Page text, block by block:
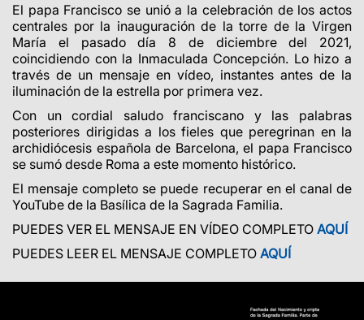
El papa Francisco se unió a la celebración de los actos
centrales por la inauguración de la torre de la Virgen
María el pasado día 8 de diciembre del 2021,
coincidiendo con la Inmaculada Concepción. Lo hizo a
través de un mensaje en vídeo, instantes antes de la
iluminación de la estrella por primera vez.
Con un cordial saludo franciscano y las palabras
posteriores dirigidas a los fieles que peregrinan en la
archidiócesis española de Barcelona, el papa Francisco
se sumó desde Roma a este momento histórico.
El mensaje completo se puede recuperar en el canal de
YouTube de la Basílica de la Sagrada Familia.
PUEDES VER EL MENSAJE EN VÍDEO COMPLETO AQUÍ
PUEDES LEER EL MENSAJE COMPLETO AQUÍ